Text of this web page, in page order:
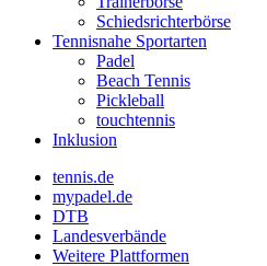
Schiedsrichterbörse
Tennisnahe Sportarten
Padel
Beach Tennis
Pickleball
touchtennis
Inklusion
tennis.de
mypadel.de
DTB
Landesverbände
Weitere Plattformen